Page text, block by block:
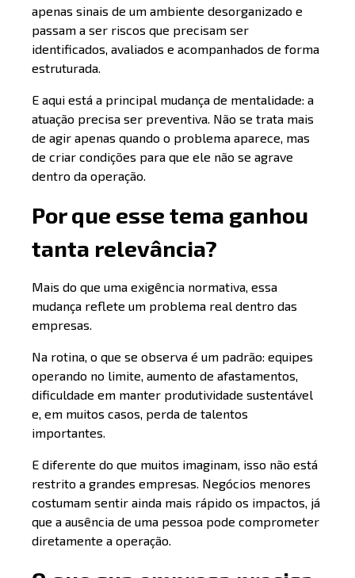
apenas sinais de um ambiente desorganizado e
passam a ser riscos que precisam ser
identificados, avaliados e acompanhados de forma
estruturada.
E aqui está a principal mudança de mentalidade: a
atuação precisa ser preventiva. Não se trata mais
de agir apenas quando o problema aparece, mas
de criar condições para que ele não se agrave
dentro da operação.
Por que esse tema ganhou
tanta relevância?
Mais do que uma exigência normativa, essa
mudança reflete um problema real dentro das
empresas.
Na rotina, o que se observa é um padrão: equipes
operando no limite, aumento de afastamentos,
dificuldade em manter produtividade sustentável
e, em muitos casos, perda de talentos
importantes.
E diferente do que muitos imaginam, isso não está
restrito a grandes empresas. Negócios menores
costumam sentir ainda mais rápido os impactos, já
que a ausência de uma pessoa pode comprometer
diretamente a operação.